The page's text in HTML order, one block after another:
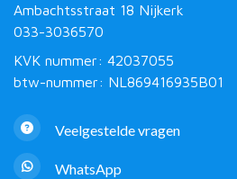
Ambachtsstraat 18 Nijkerk
033-3036570
KVK nummer: 42037055
btw-nummer: NL869416935B01
Veelgestelde vragen
WhatsApp